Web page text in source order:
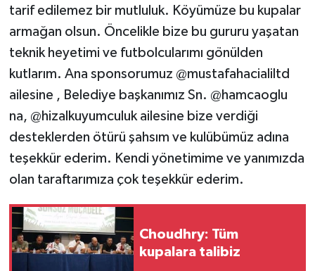
tarif edilemez bir mutluluk. Köyümüze bu kupalar
armağan olsun. Öncelikle bize bu gururu yaşatan
teknik heyetimi ve futbolcularımı gönülden
kutlarım. Ana sponsorumuz @mustafahacialiltd
ailesine , Belediye başkanımız Sn. @hamcaoglu
na, @hizalkuyumculuk ailesine bize verdiği
desteklerden ötürü şahsım ve kulübümüz adına
teşekkür ederim. Kendi yönetimime ve yanımızda
olan taraftarımıza çok teşekkür ederim.
Choudhry: Tüm
kupalara talibiz